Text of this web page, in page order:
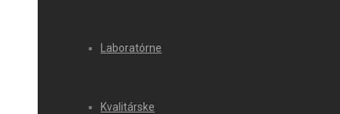
Laboratórne
Kvalitárske